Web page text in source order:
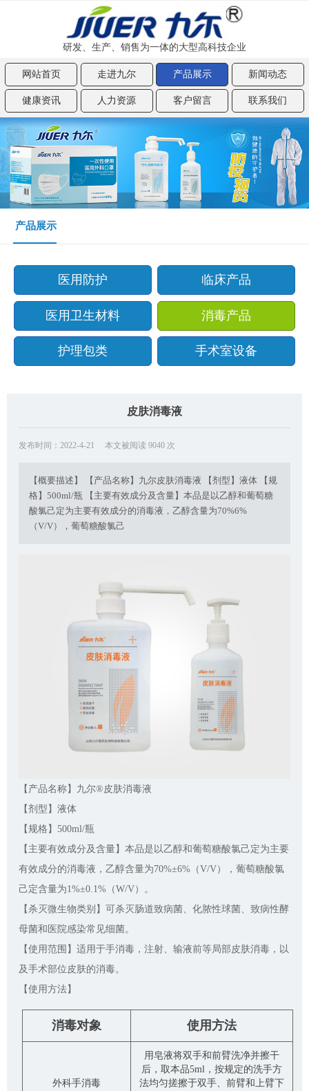
研发、生产、销售为一体的大型高科技企业
网站首页 走进九尔 产品展示 新闻动态
健康资讯 人力资源 客户留言 联系我们
产品展示
医用防护 临床产品
医用卫生材料 消毒产品
护理包类 手术室设备
皮肤消毒液
发布时间：2022-4-21 本文被阅读 9040 次
【概要描述】 【产品名称】九尔皮肤消毒液 【剂型】液体 【规
格】500ml/瓶 【主要有效成分及含量】本品是以乙醇和葡萄糖
酸氯己定为主要有效成分的消毒液，乙醇含量为70%6%
（V/V），葡萄糖酸氯己
【产品名称】九尔®皮肤消毒液
【剂型】液体
【规格】500ml/瓶
【主要有效成分及含量】本品是以乙醇和葡萄糖酸氯己定为主要
有效成分的消毒液，乙醇含量为70%±6%（V/V），葡萄糖酸氯
己定含量为1%±0.1%（W/V）。
【杀灭微生物类别】可杀灭肠道致病菌、化脓性球菌、致病性酵
母菌和医院感染常见细菌。
【使用范围】适用于手消毒，注射、输液前等局部皮肤消毒，以
及手术部位皮肤的消毒。
【使用方法】
消毒对象 使用方法
外科手消毒
用皂液将双手和前臂洗净并擦干
后，取本品5ml，按规定的洗手方
法均匀搓擦于双手、前臂和上臂下